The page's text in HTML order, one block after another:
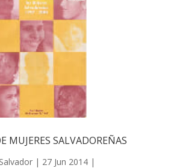
MUJERES SALVADOREÑAS
| 27 Jun 2014|